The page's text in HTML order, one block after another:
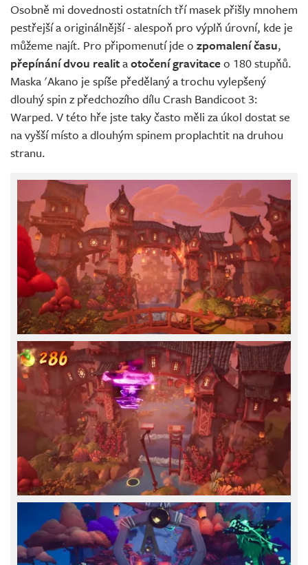
Osobně mi dovednosti ostatních tří masek přišly mnohem
pestřejší a originálnější - alespoň pro výplň úrovní, kde je
můžeme najít. Pro připomenutí jde o zpomalení času,
přepínání dvou realitaotočení gravitaceo 180 stupňů.
Maska 'Akano je spíše předělaný a trochu vylepšený
dlouhý spin z předchozího dílu Crash Bandicoot 3:
Warped. V této hře jste taky často měli za úkol dostat se
na vyšší místo a dlouhým spinem proplachtit na druhou
stranu.